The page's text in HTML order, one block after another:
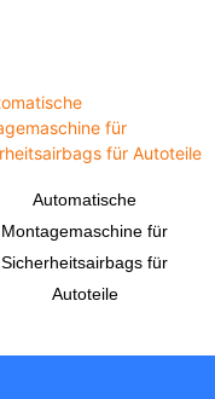
Automatische
Montagemaschine für
Sicherheitsairbags für
Autoteile